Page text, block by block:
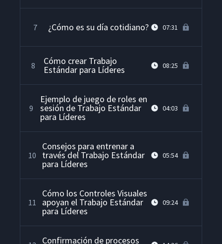
7 ¿Cómo es su día cotidiano? 07:31
8 Cómo crear Trabajo
Estándar para Líderes 08:25
9
Ejemplo de juego de roles en
sesión de Trabajo Estándar
para Líderes
04:03
10
Consejos para entrenar a
través del Trabajo Estándar
para Líderes
05:54
11
Cómo los Controles Visuales
apoyan el Trabajo Estándar
para Líderes
09:24
Confirmación de procesos